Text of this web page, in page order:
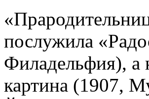
послужила
Филадельфия), а
картина (1907,